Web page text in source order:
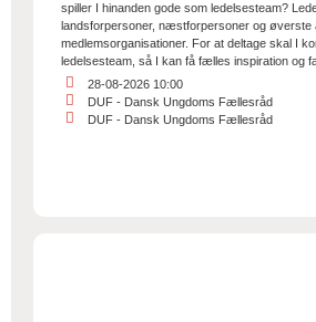
spiller I hinanden gode som ledelsesteam?
landsforpersoner, næstforpersoner og øverste
medlemsorganisationer. For at deltage skal I
ledelsesteam, så I kan få fælles inspiration og
28-08-2026 10:00
DUF - Dansk Ungdoms Fællesråd
DUF - Dansk Ungdoms Fællesråd